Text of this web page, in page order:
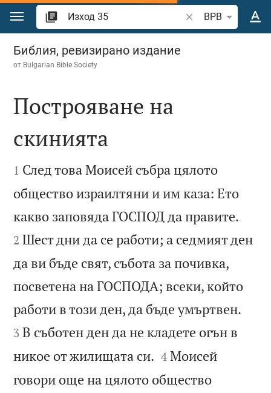
Преминете към съдържанието
Търсете стих или
BPB
Изход 35
Библия, ревизирано издание
от Bulgarian Bible Society

Построяване на
скинията

1 След това Моисей събра цялото
общество израилтяни и им каза: Ето
какво заповяда ГОСПОД да правите.
2 Шест дни да се работи; а седмият ден
да ви бъде свят, събота за почивка,
посветена на ГОСПОДА; всеки, който
работи в този ден, да бъде умъртвен.
3 В съботен ден да не кладете огън в
никое от жилищата си. 

4 Моисей
говори още на цялото общество